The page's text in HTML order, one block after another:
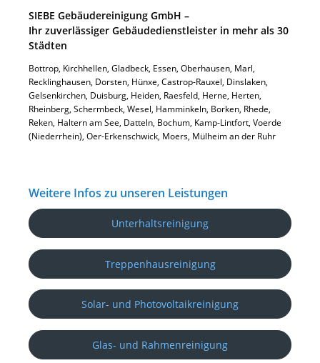
SIEBE Gebäudereinigung GmbH –
Ihr zuverlässiger Gebäudedienstleister in mehr als 30
Städten
Bottrop, Kirchhellen, Gladbeck, Essen, Oberhausen, Marl,
Recklinghausen, Dorsten, Hünxe, Castrop-Rauxel, Dinslaken,
Gelsenkirchen, Duisburg, Heiden, Raesfeld, Herne, Herten,
Rheinberg, Schermbeck, Wesel, Hamminkeln, Borken, Rhede,
Reken, Haltern am See, Datteln, Bochum, Kamp-Lintfort, Voerde
(Niederrhein), Oer-Erkenschwick, Moers, Mülheim an der Ruhr
Weitere Infos zu unseren Leistungen
Unterhaltsreinigung
Treppenhausreinigung
Solar- und Photovoltaikreinigung
Glas- und Rahmenreinigung